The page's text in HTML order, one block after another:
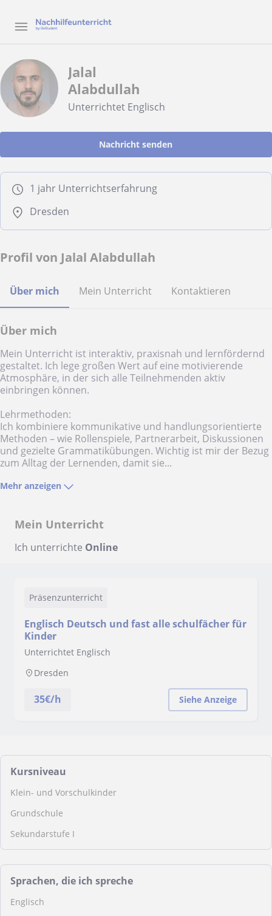
Jalal
Alabdullah
Unterrichtet Englisch
Nachricht senden
1 jahr Unterrichtserfahrung
Dresden
Profil von Jalal Alabdullah
Über mich Mein Unterricht Kontaktieren
Über mich
Mein Unterricht ist interaktiv, praxisnah und lernfördernd
gestaltet. Ich lege großen Wert auf eine motivierende
Atmosphäre, in der sich alle Teilnehmenden aktiv
einbringen können.
Lehrmethoden:
Ich kombiniere kommunikative und handlungsorientierte
Methoden – wie Rollenspiele, Partnerarbeit, Diskussionen
und gezielte Grammatikübungen. Wichtig ist mir der Bezug
zum Alltag der Lernenden, damit sie...
Mehr anzeigen
Mein Unterricht
Ich unterrichte Online
Präsenzunterricht
Englisch Deutsch und fast alle schulfächer für
Kinder
Unterrichtet Englisch
Dresden
35€/h Siehe Anzeige
Kursniveau
Klein- und Vorschulkinder
Grundschule
Sekundarstufe I
Sprachen, die ich spreche
Englisch